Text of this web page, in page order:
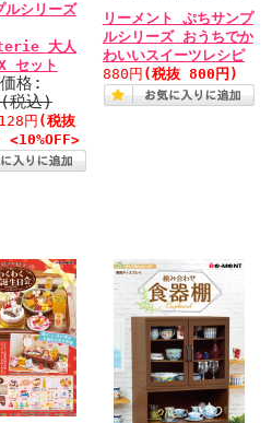
ルシリーズ
大人
セット
格:
税込)
円 (税抜
リーメント ぷちサンプ
ルシリーズ おうちでか
わいいスイーツレシピ
880円 (税抜 800円)